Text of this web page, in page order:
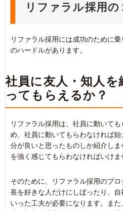
リファラル採用
リファラル採用には成功のために
のハードルがあります。
社員に友人・知人
ってもらえるか？
リファラル採用は、社員に動いて
め、社員に動いてもらわなければ
分が良いと思ったものしか紹介し
を強く感じてもらわなければいけま
そのために、リファラル採用のプ
長を好きな人だけにしぼったり、
いった工夫が必要になります。ま